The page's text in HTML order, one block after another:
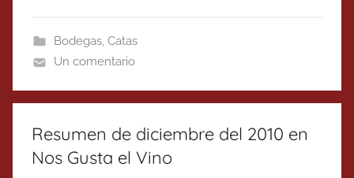
Bodegas, Catas
Un comentario
Resumen de diciembre del 2010 en
Nos Gusta el Vino